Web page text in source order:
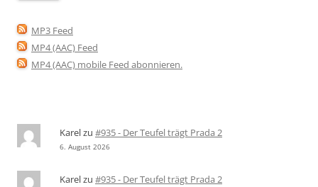
MP3 Feed
MP4 (AAC) Feed
MP4 (AAC) mobile Feed abonnieren.
Karelzu #935 - Der Teufel trägt Prada 2
6. August 2026
Karelzu #935 - Der Teufel trägt Prada 2